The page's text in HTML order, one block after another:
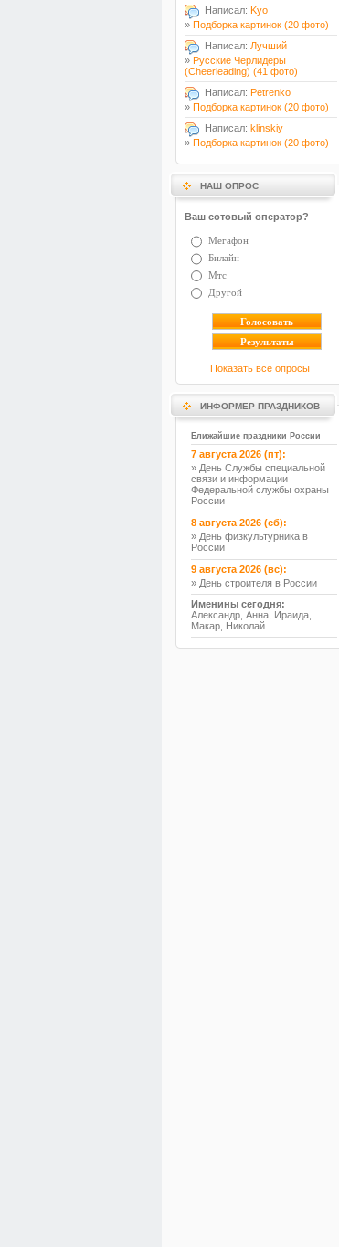
Написал: Kyo
» Подборка картинок (20 фото)
Написал: Лучший
» Русские Черлидеры
(Cheerleading) (41 фото)
Написал: Petrenko
» Подборка картинок (20 фото)
Написал: klinskiy
» Подборка картинок (20 фото)
НАШ ОПРОС
Ваш сотовый оператор?
Мегафон
Билайн
Мтс
Другой
Показать все опросы
ИНФОРМЕР ПРАЗДНИКОВ
Ближайшие праздники России
7 августа 2026 (пт):
» День Службы специальной
связи и информации
Федеральной службы охраны
России
8 августа 2026 (сб):
» День физкультурника в
России
9 августа 2026 (вс):
» День строителя в России
Именины сегодня:
Александр, Анна, Ираида,
Макар, Николай